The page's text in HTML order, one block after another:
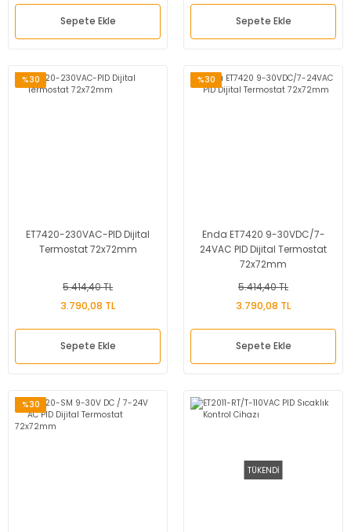
Sepete Ekle Sepete Ekle
%30
ET7420-230VAC-PID Dijital
Termostat 72x72mm
5.414,40 TL
3.790,08 TL
Sepete Ekle
%30
Enda ET7420 9-30VDC/7-
24VAC PID Dijital Termostat
72x72mm
5.414,40 TL
3.790,08 TL
Sepete Ekle
%30
TÜKENDİ